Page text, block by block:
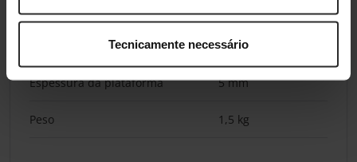
Tecnicamente necessário
Profundidade 330 mm
33 mm
Espessura da plataforma 5 mm
Peso 1,5 kg